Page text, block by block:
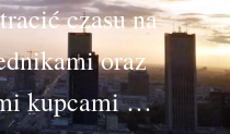
czasu na
oraz
kupcami …